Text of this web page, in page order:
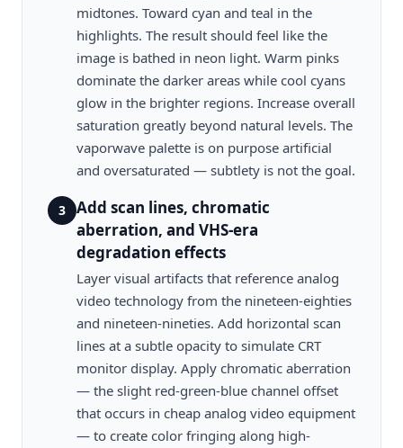
midtones. Toward cyan and teal in the
highlights. The result should feel like the
image is bathed in neon light. Warm pinks
dominate the darker areas while cool cyans
glow in the brighter regions. Increase overall
saturation greatly beyond natural levels. The
vaporwave palette is on purpose artificial
and oversaturated — subtlety is not the goal.
3
Add scan lines, chromatic
aberration, and VHS-era
degradation effects
Layer visual artifacts that reference analog
video technology from the nineteen-eighties
and nineteen-nineties. Add horizontal scan
lines at a subtle opacity to simulate CRT
monitor display. Apply chromatic aberration
— the slight red-green-blue channel offset
that occurs in cheap analog video equipment
— to create color fringing along high-